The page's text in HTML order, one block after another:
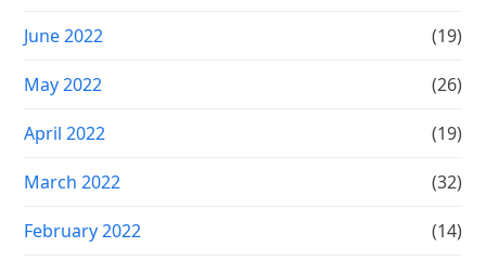
June 2022 (19)
May 2022 (26)
April 2022 (19)
March 2022 (32)
February 2022 (14)